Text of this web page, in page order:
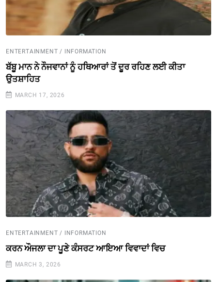
ENTERTAINMENT / INFORMATION
ਬੱਬੂ ਮਾਨ ਨੇ ਨੌਜਵਾਨਾਂ ਨੂੰ ਹਥਿਆਰਾਂ ਤੋਂ ਦੂਰ ਰਹਿਣ ਲਈ ਕੀਤਾ
ਉਤਸ਼ਾਹਿਤ
MARCH 17, 2026
ENTERTAINMENT / INFORMATION
ਕਰਨ ਔਜਲਾ ਦਾ ਪੂਣੇ ਕੰਸਰਟ ਆਇਆ ਵਿਵਾਦਾਂ ਵਿਚ
MARCH 3, 2026